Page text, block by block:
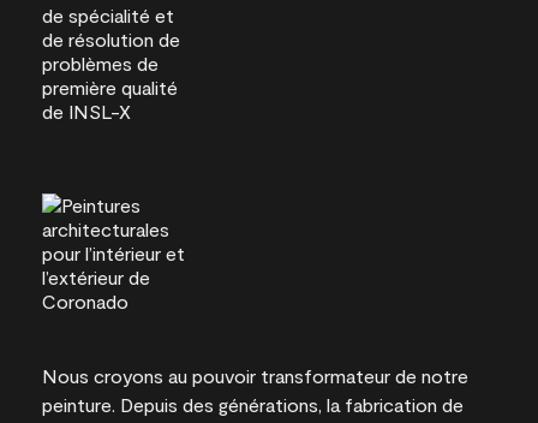
Nous croyons au pouvoir transformateur de notre
peinture. Depuis des générations, la fabrication de